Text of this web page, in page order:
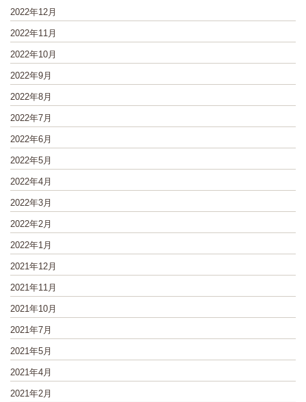
2022年12月
2022年11月
2022年10月
2022年9月
2022年8月
2022年7月
2022年6月
2022年5月
2022年4月
2022年3月
2022年2月
2022年1月
2021年12月
2021年11月
2021年10月
2021年7月
2021年5月
2021年4月
2021年2月